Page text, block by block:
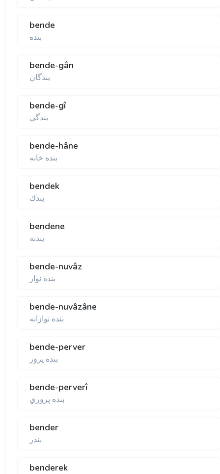
bende
بنده
bende-gân
بندگان
bende-gî
بندگي
bende-hâne
بنده خانه
bendek
بندك
bendene
بندنه
bende-nuvâz
بنده نواز
bende-nuvâzâne
بنده نوازانه
bende-perver
بنده پرور
bende-perverî
بنده پروري
bender
بندر
benderek